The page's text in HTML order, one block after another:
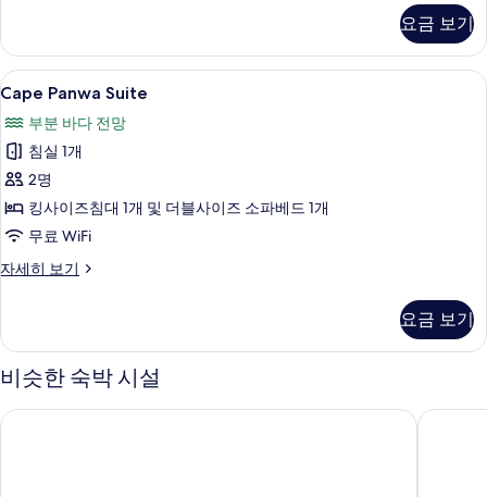
히
보
기
요금 보기
Cape
Panwa
Suite
사
진
모
두
보
Cape Panwa Suite | 고급 침구, 미니바
6
Cape Panwa Suite
부분 바다 전망
침실 1개
2명
킹사이즈침대 1개 및 더블사이즈 소파베드 1개
무료 WiFi
자세히 보기
Cape
세
보
요금 보기
비슷한 숙박 시설
푸켓 메리어트 리조트 & 스파, 멀린 비치 만다라